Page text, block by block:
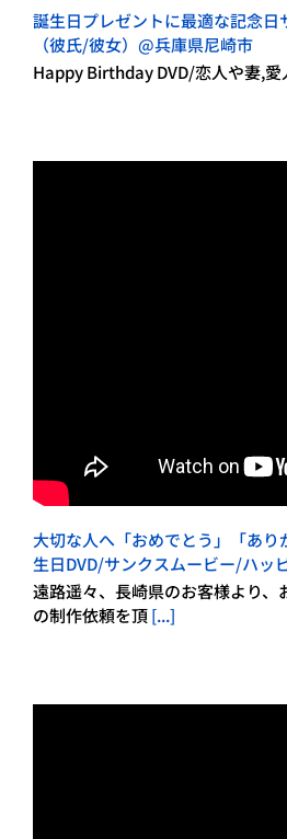
誕生日プレゼントに最適な記念日
（彼氏/彼女）@兵庫県尼崎市
Happy Birthday DVD/恋人や妻,愛
大切な人へ「おめでとう」「あり
生日DVD/サンクスムービー/ハッ
遠路遥々、長崎県のお客様より、
の制作依頼を頂[...]